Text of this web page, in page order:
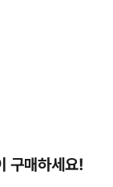
구매하세요!